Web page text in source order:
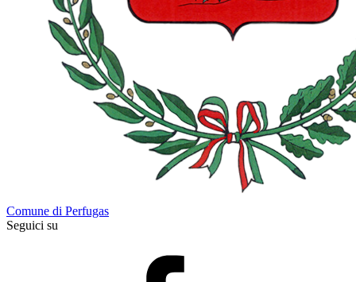
Comune di Perfugas
Seguici su